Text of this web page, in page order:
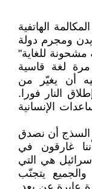
الهاتفية
ومجرم دولة
مشحونة للغاية"
لغة قاسية
أن يغيّر من
النار فورا.
الإنسانية
السذج أن نصدق
غارقون في
هي التي
يتجنّب